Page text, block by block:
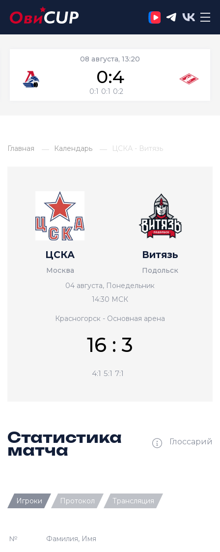
08 августа, 13:20
0:4
0:1 0:1 0:2
Главная Календарь ЦСКА - Витязь
ЦСКА
Москва
04 августа, Понедельник
14:30 МСК
Красногорск - Основная арена
16 : 3
4:1 5:1 7:1
Витязь
Подольск
Статистика
матча Глоссарий
П — кол-во передач
Игроки Протокол Трансляция
№ Фамилия, Имя